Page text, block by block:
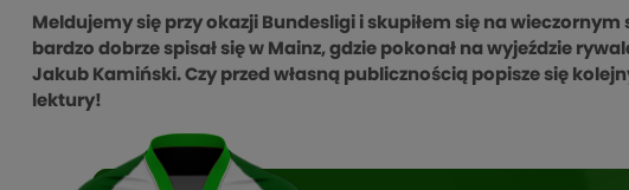
Meldujemy się przy okazji Bundesligi i skupiłem się na
bardzo dobrze spisał się w Mainz, gdzie pokonał na wyjeździe
Jakub Kamiński. Czy przed własną publicznością popisze się
lektury!